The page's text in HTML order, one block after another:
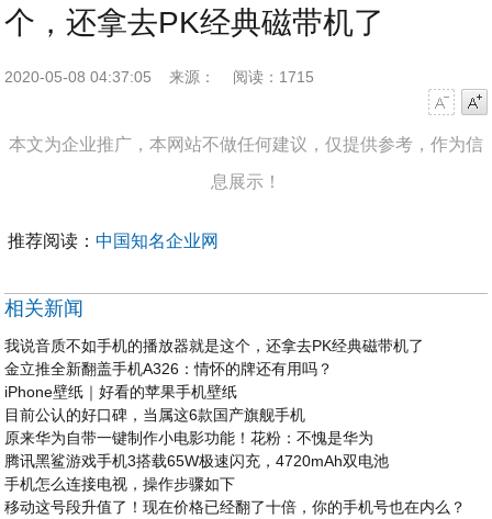
个，还拿去PK经典磁带机了
2020-05-08 04:37:05 来源：
阅读：1715
本文为企业推广，本网站不做任何建议，仅提供参考，作为信
息展示！
推荐阅读：中国知名企业网
相关新闻
我说音质不如手机的播放器就是这个，还拿去PK经典磁带机了
金立推全新翻盖手机A326：情怀的牌还有用吗？
iPhone壁纸｜好看的苹果手机壁纸
目前公认的好口碑，当属这6款国产旗舰手机
原来华为自带一键制作小电影功能！花粉：不愧是华为
腾讯黑鲨游戏手机3搭载65W极速闪充，4720mAh双电池
手机怎么连接电视，操作步骤如下
移动这号段升值了！现在价格已经翻了十倍，你的手机号也在内么？